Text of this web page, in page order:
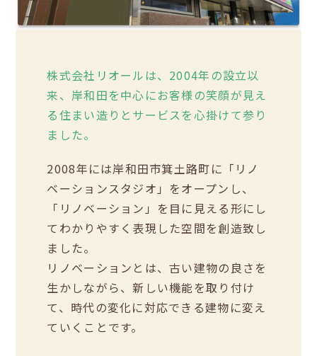
株式会社リオールは、2004年の設立以
来、岸和田を中心にお客様の笑顔が見え
る住まい造りとサービスを心掛けて参り
ました。
2008年には岸和田市箕土路町に「リノ
ベーションスタジオ」をオープンし、
「リノベーション」を目に見える形にし
てわかりやすく表現した空間を創造致し
ました。
リノベーションとは、古い建物の良さを
生かしながら、新しい機能を取り付け
て、時代の変化に対応できる建物に変え
ていくことです。